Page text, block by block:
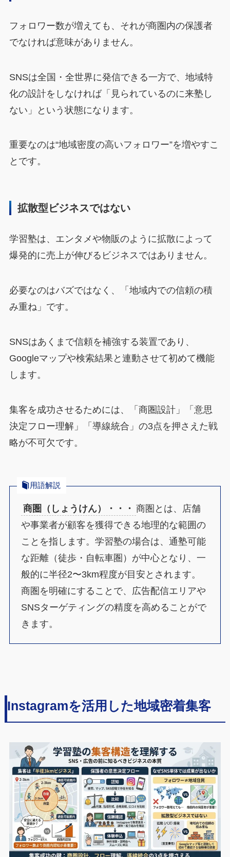
フォロワー数が増えても、それが商圏内の保護者
でなければ意味がありません。
SNSは全国・全世界に発信できる一方で、地域特
化の設計をしなければ「見られているのに来塾し
ない」という状態になります。
重要なのは“地域密度の高いフォロワー”を増やすこ
とです。
拡散型ビジネスではない
学習塾は、エンタメや物販のように拡散によって
爆発的に売上が伸びるビジネスではありません。
必要なのはバズではなく、「地域内での信頼の積
み重ね」です。
SNSはあくまで信頼を補強する装置であり、
Googleマップや検索結果と連動させて初めて機能
します。
集客を成功させるためには、「商圏設計」「意思
決定フロー理解」「導線統合」の3点を押さえた戦
略が不可欠です。
用語解説
商圏（しょうけん）・・・ 商圏とは、店舗
や事業者が顧客を獲得できる地理的な範囲の
ことを指します。学習塾の場合は、通塾可能
な距離（徒歩・自転車圏）が中心となり、一
般的に半径2〜3km程度が目安とされます。
商圏を明確にすることで、広告配信エリアや
SNSターゲティングの精度を高めることがで
きます。
Instagramを活用した地域密着集客